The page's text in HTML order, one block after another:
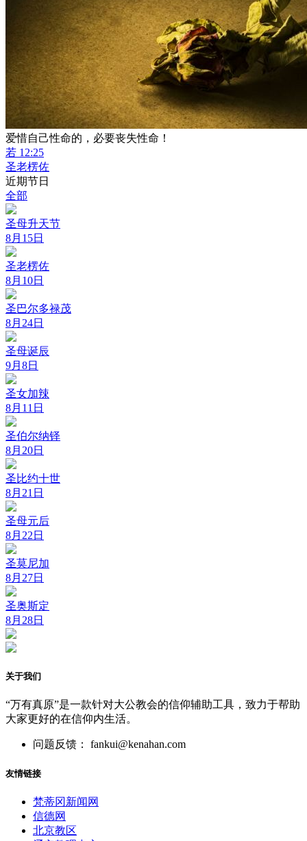
爱惜自己性命的，必要丧失性命！
若 12:25
圣老楞佐
近期节日
全部
圣母升天节
8月15日
圣老楞佐
8月10日
圣巴尔多禄茂
8月24日
圣母诞辰
9月8日
圣女加辣
8月11日
圣伯尔纳铎
8月20日
圣比约十世
8月21日
圣母元后
8月22日
圣莫尼加
8月27日
圣奥斯定
8月28日
关于我们
“万有真原”是一款针对大公教会的信仰辅助工具，致力于帮助
大家更好的在信仰内生活。
问题反馈： fankui@kenahan.com
友情链接
梵蒂冈新闻网
信德网
北京教区